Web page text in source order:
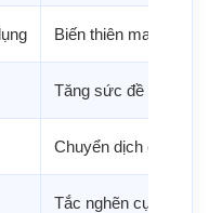
Biến thiên ma sát
Tăng sức đề kháng
Chuyển dịch cân
Tắc nghẽn cục bộ